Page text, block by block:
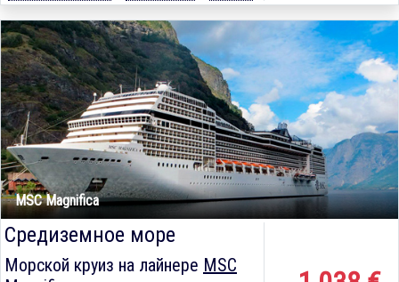
MSC Magnifica
Средиземное море
Морской круиз на лайнере MSC